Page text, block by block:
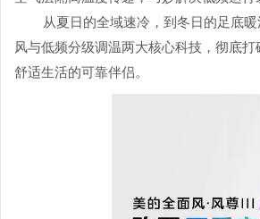
从夏日的全域速冷，到冬日的足底
风与低频分级调温两大核心科技，彻底
舒适生活的可靠伴侣。